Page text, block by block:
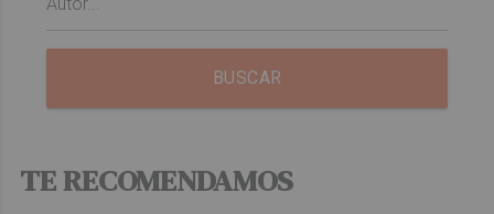
BUSCAR
TE RECOMENDAMOS